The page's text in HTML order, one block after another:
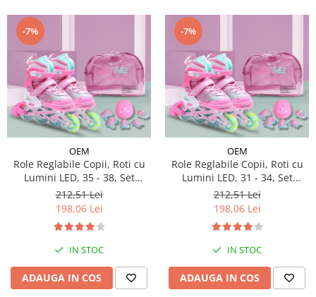
-7%
OEM
Role Reglabile Copii, Roti cu
Lumini LED, 35 - 38, Set
Protectie - ROZ
212,51 Lei
198,06 Lei
IN STOC
ADAUGA IN COS
-7%
OEM
Role Reglabile Copii, Roti cu
Lumini LED, 31 - 34, Set
Protectie - ROZ
212,51 Lei
198,06 Lei
IN STOC
ADAUGA IN COS